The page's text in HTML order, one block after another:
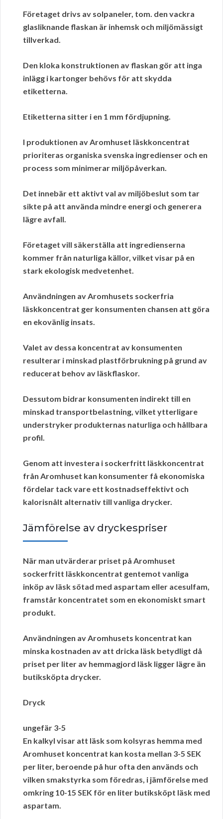
Företaget drivs av solpaneler, tom. den vackra
glasliknande flaskan är inhemsk och miljömässigt
tillverkad.
Den kloka konstruktionen av flaskan gör att inga
inlägg i kartonger behövs för att skydda
etiketterna.
Etiketterna sitter i en 1 mm fördjupning.
I produktionen avAromhuset läskkoncentrat
prioriteras organiska svenska ingredienser och en
process som minimerar miljöpåverkan.
Det innebär ett aktivt val av miljöbeslut som tar
sikte på att använda mindre energi och generera
lägre avfall.
Företaget vill säkerställa att ingredienserna
kommer från naturliga källor, vilket visar på en
stark ekologisk medvetenhet.
Användningen avAromhusets sockerfria
läskkoncentrat ger konsumenten chansen att göra
en ekovänlig insats.
Valet av dessa koncentrat av konsumenten
resulterar i minskad plastförbrukning på grund av
reducerat behov av läskflaskor.
Dessutom bidrar konsumenten indirekt till en
minskad transportbelastning, vilket ytterligare
understryker produkternas naturliga och hållbara
profil.
Genom att investera i sockerfritt läskkoncentrat
från Aromhuset kan konsumenter få ekonomiska
fördelar tack vare ett kostnadseffektivt och
kalorisnålt alternativ till vanliga drycker.
Jämförelse av dryckespriser
När man utvärderar priset på Aromhuset
sockerfritt läskkoncentrat gentemot vanliga
inköp av läsk sötad med aspartam eller acesulfam,
framstår koncentratet som en ekonomiskt smart
produkt.
Användningen av Aromhusets koncentrat kan
minska kostnaden av att dricka läsk betydligt då
priset per liter av hemmagjord läsk ligger lägre än
butiksköpta drycker.
Dryck
ungefär 3-5
En kalkyl visar att läsk som kolsyras hemma med
Aromhuset koncentrat kan kosta mellan 3-5 SEK
per liter, beroende på hur ofta den används och
vilken smakstyrka som föredras, i jämförelse med
omkring 10-15 SEK för en liter butiksköpt läsk med
aspartam.